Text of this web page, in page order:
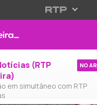
(RTP
em simultâneo com RTP
NO AR